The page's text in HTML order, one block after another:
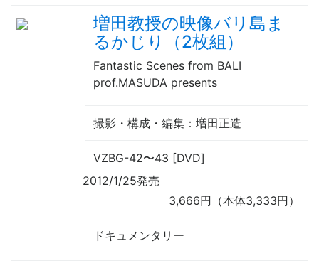
増田教授の映像バリ島ま
るかじり（2枚組）
Fantastic Scenes from BALI
prof.MASUDA presents
撮影・構成・編集 ：増田正造
VZBG-42〜43 [DVD]
2012/1/25発売
3,666円（本体3,333円）
ドキュメンタリー